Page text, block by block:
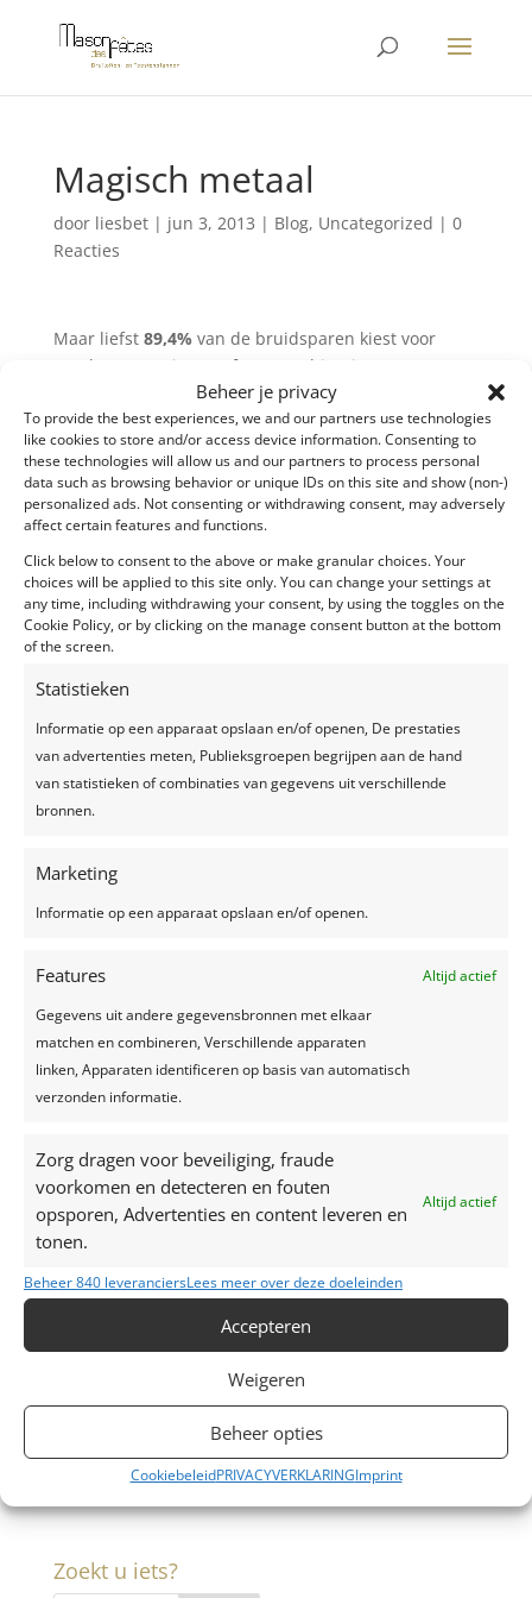
Beheer je privacy
To provide the best experiences, we and our partners use technologies
like cookies to store and/or access device information. Consenting to
these technologies will allow us and our partners to process personal
data such as browsing behavior or unique IDs on this site and show (non-)
personalized ads. Not consenting or withdrawing consent, may adversely
affect certain features and functions.
Click below to consent to the above or make granular choices. Your
choices will be applied to this site only. You can change your settings at
any time, including withdrawing your consent, by using the toggles on the
Cookie Policy, or by clicking on the manage consent button at the bottom
of the screen.
Statistieken
Informatie op een apparaat opslaan en/of openen, De prestaties
van advertenties meten, Publieksgroepen begrijpen aan de hand
van statistieken of combinaties van gegevens uit verschillende
bronnen.
Marketing
Informatie op een apparaat opslaan en/of openen.
Features
Altijd actief
Gegevens uit andere gegevensbronnen met elkaar
matchen en combineren, Verschillende apparaten
linken, Apparaten identificeren op basis van automatisch
verzonden informatie.
Zorg dragen voor beveiliging, fraude
voorkomen en detecteren en fouten
opsporen, Advertenties en content leveren en
tonen.
Altijd actief
Beheer 840 leveranciersLees meer over deze doeleinden
Accepteren
Weigeren
Beheer opties
CookiebeleidPRIVACYVERKLARINGImprint
Magisch metaal
door liesbet| jun 3, 2013 | Blog, Uncategorized | 0
Reacties
Maar liefst 89,4% van de bruidsparen kiest voor
gouden trouwringen of een combinatie van
verschillende goudsoorten. Van de bruiden wil graag
64,3%een diamant in haar trouwring!
Bron: magazine Bruid
Recente berichten
Een feest plannen, wat geef je uit?
Trouwjurken trends 2024
Zelfgemaakte limonade, hét recept voor een
verkoelend drankje!
Top 7 trends voor huwelijken in 2024-2025
Recente reacties
Contacteer ons
M: +32 (0)472 42 32 29
liesbet@maisondesfetes.be
3201 Langdorp
Zoekt u iets?